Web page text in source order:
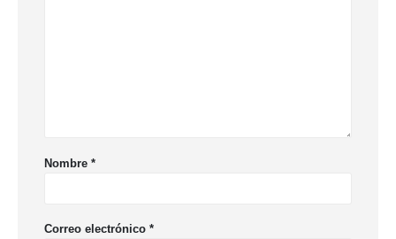
Nombre *
Correo electrónico *